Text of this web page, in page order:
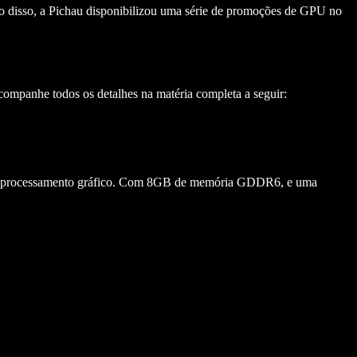
a Pichau disponibilizou uma série de promoções de GPU no
todos os detalhes na matéria completa a seguir:
gráfico. Com 8GB de memória GDDR6, e uma